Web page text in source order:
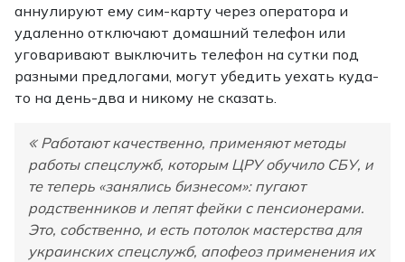
аннулируют ему сим-карту через оператора и
удаленно отключают домашний телефон или
уговаривают выключить телефон на сутки под
разными предлогами, могут убедить уехать куда-
то на день-два и никому не сказать.
Работают качественно, применяют методы
работы спецслужб, которым ЦРУ обучило СБУ, и
те теперь «занялись бизнесом»: пугают
родственников и лепят фейки с пенсионерами.
Это, собственно, и есть потолок мастерства для
украинских спецслужб, апофеоз применения их